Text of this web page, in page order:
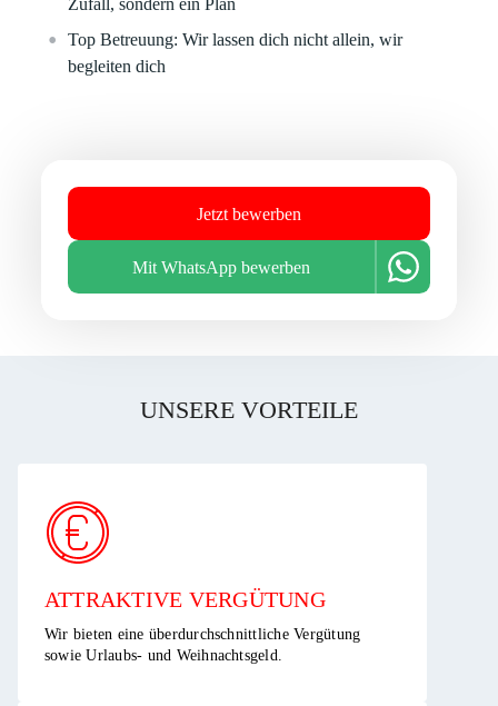
Zufall, sondern ein Plan
Top Betreuung:Wir lassen dich nicht allein, wir
begleiten dich
Jetzt bewerben
Mit WhatsApp bewerben
UNSERE VORTEILE
ATTRAKTIVE VERGÜTUNG ​
Wir bieten eine überdurchschnittliche Vergütung
sowie Urlaubs- und Weihnachtsgeld.​